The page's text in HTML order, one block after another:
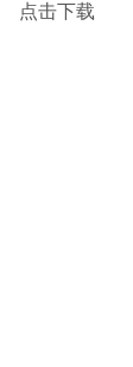
点击下载